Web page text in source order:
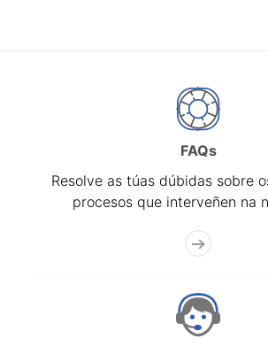
FAQs
Resolve as túas dúbidas sobre
procesos que interveñen na